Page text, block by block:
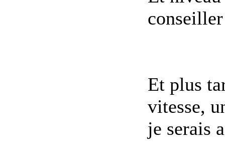
Et plus
vitesse,
je serais